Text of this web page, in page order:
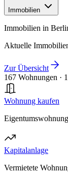
Immobilien
Immobilien in
Aktuelle
Zur Übersicht
167 Wohnungen ·
Wohnung kaufen
Kapitalanlage
Vermietete